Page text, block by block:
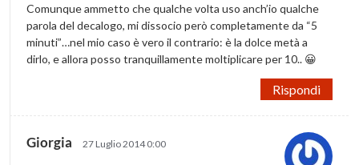
Comunque ammetto che qualche volta uso anch’io qualche
parola del decalogo, mi dissocio però completamente da “5
minuti”…nel mio caso è vero il contrario: è la dolce metà a
dirlo, e allora posso tranquillamente moltiplicare per 10.. 😀
Rispondi
Giorgia 27 Luglio 2014 0:00